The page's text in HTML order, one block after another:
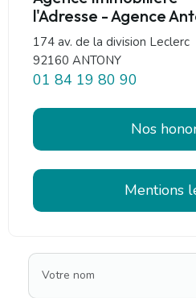
l'Adresse - Agence
174 av. de la division Leclerc
92160 ANTONY
01 84 19 80 90
Nos
Mentions
Votre nom